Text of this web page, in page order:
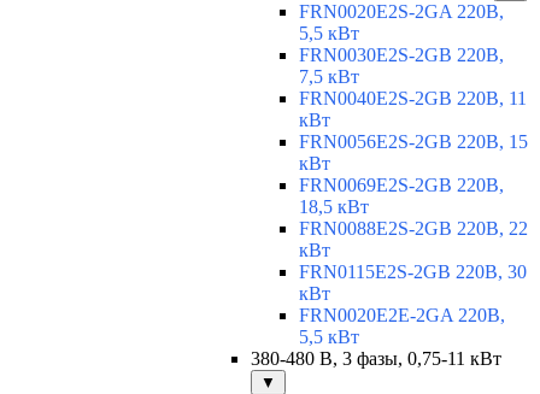
FRN0020E2S-2GA 220В,
5,5 кВт
FRN0030E2S-2GB 220В,
7,5 кВт
FRN0040E2S-2GB 220В, 11
кВт
FRN0056E2S-2GB 220В, 15
кВт
FRN0069E2S-2GB 220В,
18,5 кВт
FRN0088E2S-2GB 220В, 22
кВт
FRN0115E2S-2GB 220В, 30
кВт
FRN0020E2E-2GA 220В,
5,5 кВт
380-480 В, 3 фазы, 0,75-11 кВт
▼